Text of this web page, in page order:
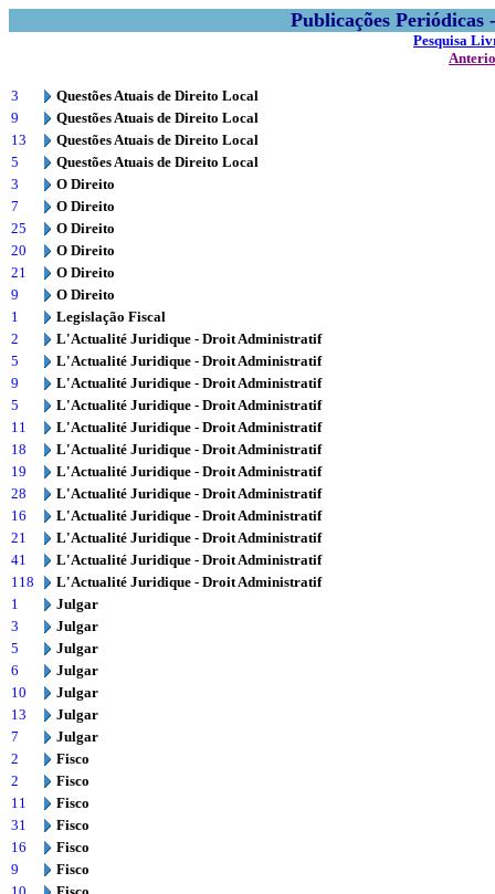
Publicações
Pesquisa
3
Questões Atuais de Direito Local
9
Questões Atuais de Direito Local
13
Questões Atuais de Direito Local
5
Questões Atuais de Direito Local
3
O Direito
7
O Direito
25
O Direito
20
O Direito
21
O Direito
9
O Direito
1
Legislação Fiscal
2
L'Actualité Juridique - Droit Administratif
5
L'Actualité Juridique - Droit Administratif
9
L'Actualité Juridique - Droit Administratif
5
L'Actualité Juridique - Droit Administratif
11
L'Actualité Juridique - Droit Administratif
18
L'Actualité Juridique - Droit Administratif
19
L'Actualité Juridique - Droit Administratif
28
L'Actualité Juridique - Droit Administratif
16
L'Actualité Juridique - Droit Administratif
21
L'Actualité Juridique - Droit Administratif
41
L'Actualité Juridique - Droit Administratif
118
L'Actualité Juridique - Droit Administratif
1
Julgar
3
Julgar
5
Julgar
6
Julgar
10
Julgar
13
Julgar
7
Julgar
2
Fisco
2
Fisco
11
Fisco
31
Fisco
16
Fisco
9
Fisco